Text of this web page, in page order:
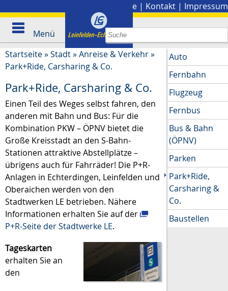
Presse | Kontakt | Impressum
Menü
Startseite»Stadt»Anreise & Verkehr»
Park+Ride, Carsharing & Co.
Park+Ride, Carsharing & Co.
Einen Teil des Weges selbst fahren, den
anderen mit Bahn und Bus: Für die
Kombination PKW – ÖPNV bietet die
Große Kreisstadt an den S-Bahn-
Stationen attraktive Abstellplätze –
übrigens auch für Fahrräder! Die P+R-
Anlagen in Echterdingen, Leinfelden und
Oberaichen werden von den
Stadtwerken LE betrieben. Nähere
Informationen erhalten Sie auf der
P+R-Seite der Stadtwerke LE.
Tageskarten
erhalten Sie an
den
Auto
Fernbahn
Flugzeug
Fernbus
Bus & Bahn
(ÖPNV)
Parken
Park+Ride,
Carsharing &
Co.
Baustellen